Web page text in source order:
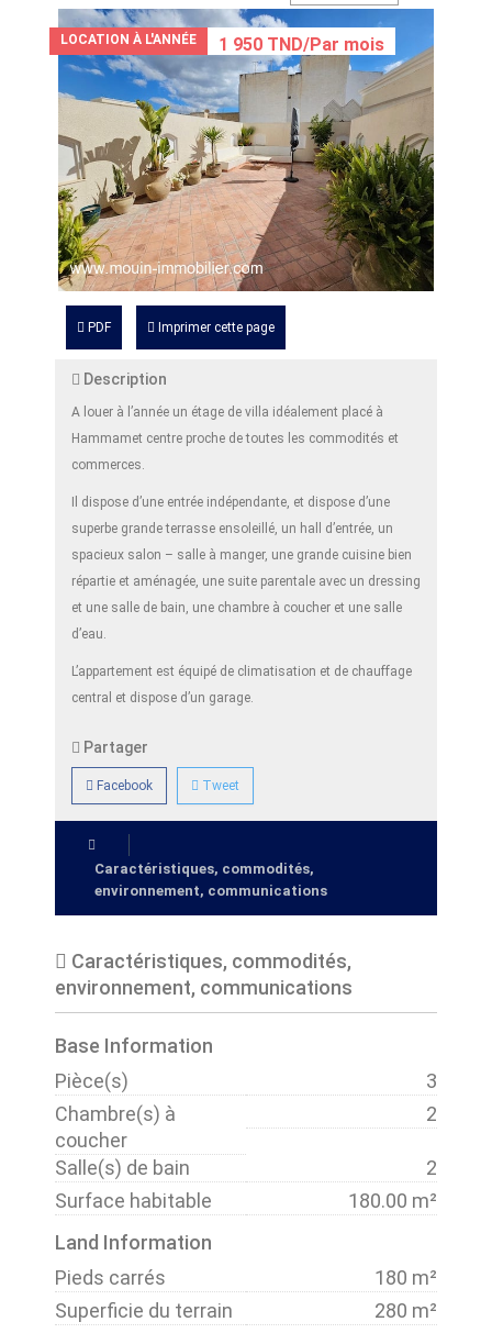
LOCATION À L'ANNÉE 1 950 TND/Par mois
PDF Imprimer cette page
Description
A louer à l’année un étage de villa idéalement placé à
Hammamet centre proche de toutes les commodités et
commerces.
Il dispose d’une entrée indépendante, et dispose d’une
superbe grande terrasse ensoleillé, un hall d’entrée, un
spacieux salon – salle à manger, une grande cuisine bien
répartie et aménagée, une suite parentale avec un dressing
et une salle de bain, une chambre à coucher et une salle
d’eau.
L’appartement est équipé de climatisation et de chauffage
central et dispose d’un garage.
Partager
Facebook Tweet
Caractéristiques, commodités,
environnement, communications
Caractéristiques, commodités,
environnement, communications
Base Information
Pièce(s)
3
Chambre(s) à
coucher
2
Salle(s) de bain
2
Surface habitable
180.00 m²
Land Information
Pieds carrés
180 m²
Superficie du terrain
280 m²